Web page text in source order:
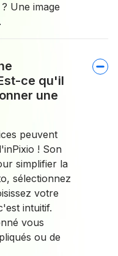
Une image
ce qu'il
une
peuvent
! Son
simplifier la
sélectionnez
votre
intuitif.
vous
ou de